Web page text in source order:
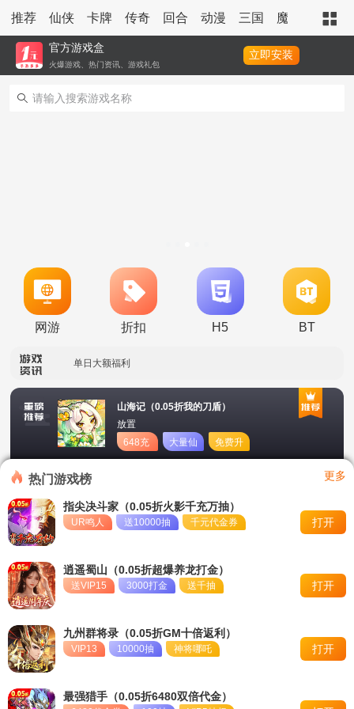
推荐 仙侠 卡牌 传奇 回合 动漫 三国 魔幻 策略
官方游戏盒
火爆游戏、热门资讯、游戏礼包
立即安装
网游 折扣 H5 BT
新区单日助力活动
单日大额福利
单日大额福利
转游活动
冠名活动
单日大额福利
山海记（0.05折我的刀盾）
放置
648充
值卡
大量仙
玉
免费升
星
热门游戏榜 更多
指尖决斗家（0.05折火影千充万抽）
UR鸣人 送10000抽 千元代金券 打开
逍遥蜀山（0.05折超爆养龙打金）
送VIP15 3000打金 送千抽 打开
九州群将录（0.05折GM十倍返利）
VIP13 10000抽 神将哪吒 打开
最强猎手（0.05折6480双倍代金）